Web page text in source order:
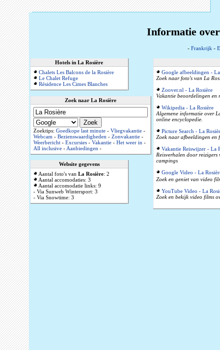
Informatie
- Frankrijk-
Hotels in La Rosière
Chalets Les Balcons de la Rosière
Le Chalet Refuge
Résidence Les Cimes Blanches
Zoek naar La Rosière
Zoektips: Goedkope last minute- Vliegvakantie-
Webcam- Bezienswaardigheden- Zonvakantie-
Weerbericht- Excursies- Vakantie- Het weer in-
All inclusive-Aanbiedingen-
Website gegevens
Aantal foto's van La Rosière: 2
Aantal accomodaties: 3
Aantal accomodatie links: 9
- Via Sunweb Wintersport: 3
- Via Snowtime: 3
Google afbeeldingen -
Zoek naar foto's van La
Zoover.nl - La Rosière
Vakantie beoordelingen en
Wikipedia - La Rosière
Algemene informatie over
online encyclopedie.
Picture Search - La
Zoek naar afbeeldingen en
Vakantie Reiswijzer - La
Reisverhalen door reizigers
campings
Google Video - La
Zoek en geniet van video
YouTube Video - La
Zoek en bekijk video films